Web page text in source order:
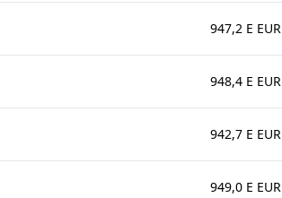
947,2 E EUR
948,4 E EUR
942,7 E EUR
949,0 E EUR